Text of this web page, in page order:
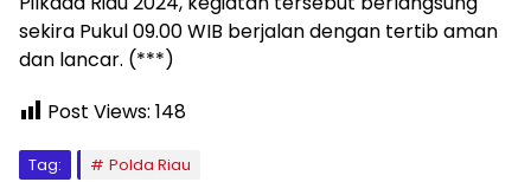
sekira Pukul 09.00 WIB berjalan dengan tertib aman
dan lancar. (***)
Post Views: 148
Tag: Polda Riau